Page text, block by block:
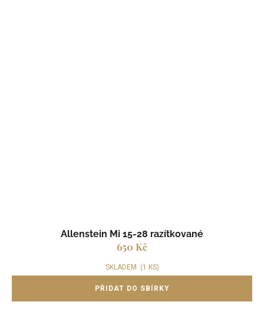
Allenstein Mi 15-28 razítkované
650 Kč
SKLADEM (1 KS)